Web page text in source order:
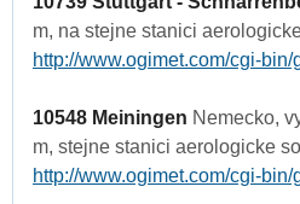
m, na stejne stanici
http://www.ogimet.com/cgi-
10548 Meiningen Nemecko,
m, stejne stanici aerologicke
http://www.ogimet.com/cgi-